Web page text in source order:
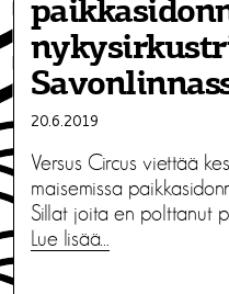
20.6.2019
Versus Circus viettää
maisemissa
Sillat joita en polttanut
Lue lisää…